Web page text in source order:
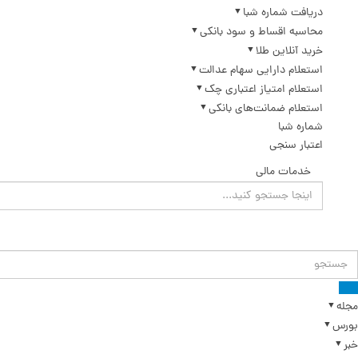
دریافت شماره شبا
محاسبه اقساط و سود بانکی
خرید آنلاین طلا
استعلام دارایی سهام عدالت
استعلام امتیاز اعتباری چک
استعلام ضمانت‌های بانکی
شماره شبا
اعتبار سنجی
خدمات مالی
مجله
بورس
خبر